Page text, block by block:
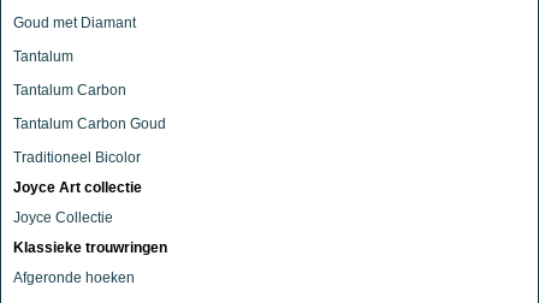
Goud met Diamant
Tantalum
Tantalum Carbon
Tantalum Carbon Goud
Traditioneel Bicolor
Joyce Art collectie
Joyce Collectie
Klassieke trouwringen
Afgeronde hoeken